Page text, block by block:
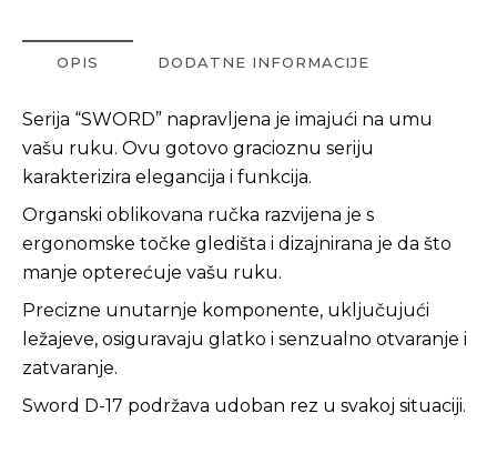
OPIS DODATNE INFORMACIJE
Serija “SWORD” napravljena je imajući na umu
vašu ruku. Ovu gotovo gracioznu seriju
karakterizira elegancija i funkcija.
Organski oblikovana ručka razvijena je s
ergonomske točke gledišta i dizajnirana je da što
manje opterećuje vašu ruku.
Precizne unutarnje komponente, uključujući
ležajeve, osiguravaju glatko i senzualno otvaranje i
zatvaranje.
Sword D-17 podržava udoban rez u svakoj situaciji.